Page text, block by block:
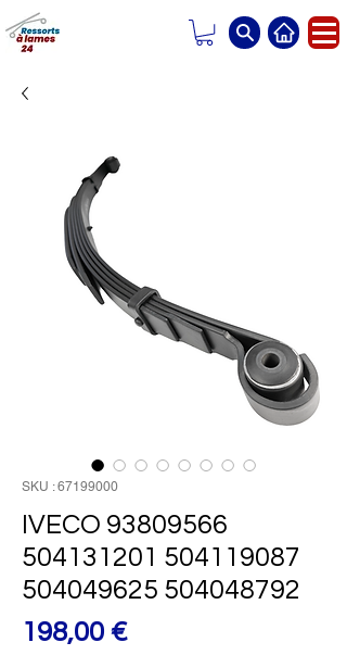
SKU : 67199000
IVECO 93809566
504131201 504119087
504049625 504048792
198,00 €Prix